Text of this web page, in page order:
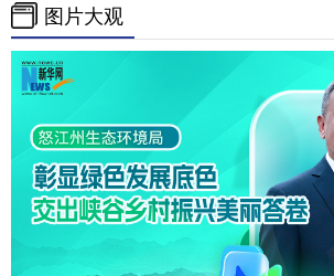
图片大观